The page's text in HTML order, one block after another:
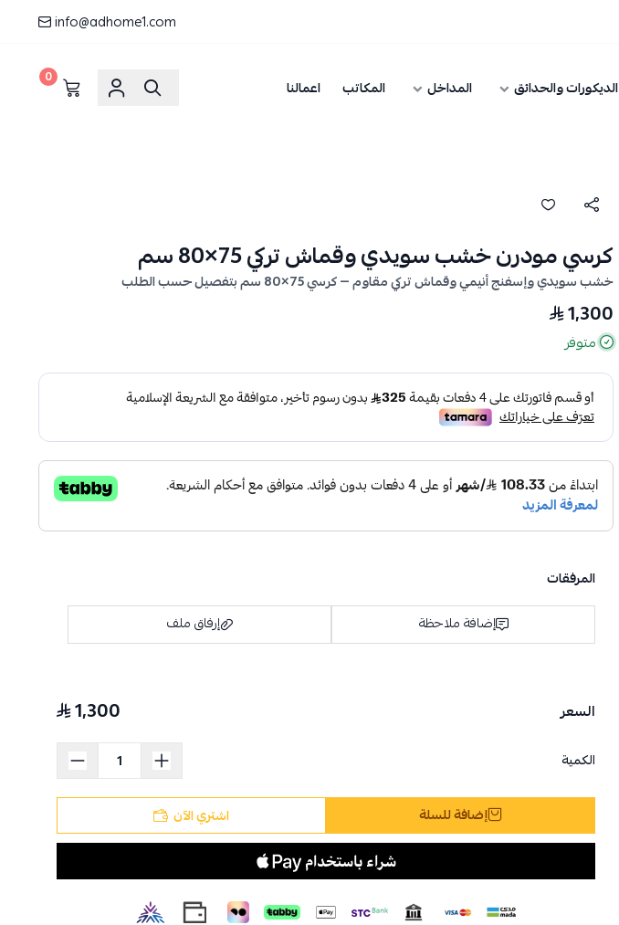
info@adhome1.com
الديكورات والحدائق المداخل المكاتب اعمالنا 0
كرسي مودرن خشب سويدي وقماش تركي 75×80 سم
خشب سويدي وإسفنج أنيمي وقماش تركي مقاوم — كرسي 75×80 سم بتفصيل حسب الطلب
1,300
متوفر
المرفقات
إضافة ملاحظة
إرفاق ملف
السعر 1,300
الكمية
إضافة للسلة اشتري الآن